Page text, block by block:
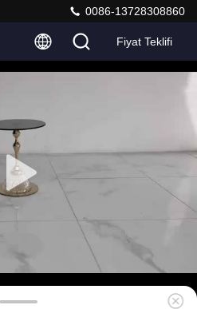
0086-13728308860
Fiyat Teklifi